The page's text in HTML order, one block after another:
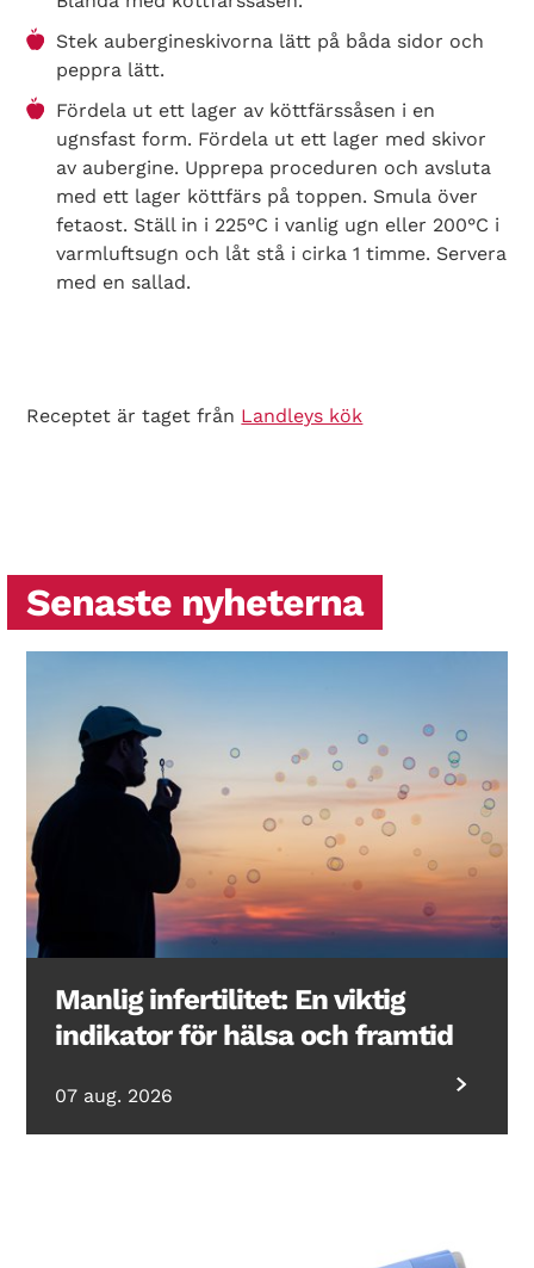
Stek aubergineskivorna lätt på båda sidor och
peppra lätt.
Fördela ut ett lager av köttfärssåsen i en
ugnsfast form. Fördela ut ett lager med skivor
av aubergine. Upprepa proceduren och avsluta
med ett lager köttfärs på toppen. Smula över
fetaost. Ställ in i 225°C i vanlig ugn eller 200°C i
varmluftsugn och låt stå i cirka 1 timme. Servera
med en sallad.
Receptet är taget från Landleys kök
Senaste nyheterna
Manlig infertilitet: En viktig
indikator för hälsa och framtid
07 aug. 2026